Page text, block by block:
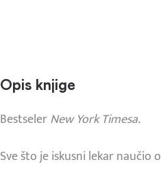
Opis knjige
BestselerNew York Timesa.
Sve što je iskusni lekar naučio